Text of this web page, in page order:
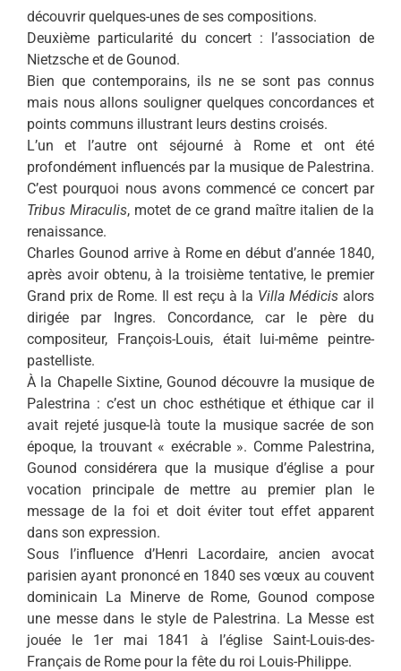
découvrir quelques-unes de ses compositions.
Deuxième particularité du concert : l’association de
Nietzsche et de Gounod.
Bien que contemporains, ils ne se sont pas connus
mais nous allons souligner quelques concordances et
points communs illustrant leurs destins croisés.
L’un et l’autre ont séjourné à Rome et ont été
profondément influencés par la musique de Palestrina.
C’est pourquoi nous avons commencé ce concert par
Tribus Miraculis, motet de ce grand maître italien de la
renaissance.
Charles Gounod arrive à Rome en début d’année 1840,
après avoir obtenu, à la troisième tentative, le premier
Grand prix de Rome. Il est reçu à la Villa Médicisalors
dirigée par Ingres. Concordance, car le père du
compositeur, François-Louis, était lui-même peintre-
pastelliste.
À la Chapelle Sixtine, Gounod découvre la musique de
Palestrina : c’est un choc esthétique et éthique car il
avait rejeté jusque-là toute la musique sacrée de son
époque, la trouvant « exécrable ». Comme Palestrina,
Gounod considérera que la musique d’église a pour
vocation principale de mettre au premier plan le
message de la foi et doit éviter tout effet apparent
dans son expression.
Sous l’influence d’Henri Lacordaire, ancien avocat
parisien ayant prononcé en 1840 ses vœux au couvent
dominicain La Minerve de Rome, Gounod compose
une messe dans le style de Palestrina. La Messe est
jouée le 1er mai 1841 à l’église Saint-Louis-des-
Français de Rome pour la fête du roi Louis-Philippe.